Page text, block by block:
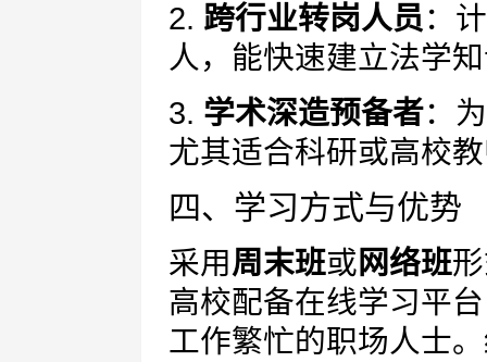
2. 跨行业转岗人员 ：
人，能快速建立法学
3. 学术深造预备者：
尤其适合科研或高校
四、学习方式与优势
采用周末班或网络班
高校配备在线学习平
工作繁忙的职场人士